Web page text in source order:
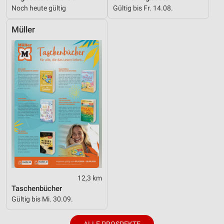
Noch heute gültig Gültig bis Fr. 14.08.
Müller
12,3 km
Taschenbücher
Gültig bis Mi. 30.09.